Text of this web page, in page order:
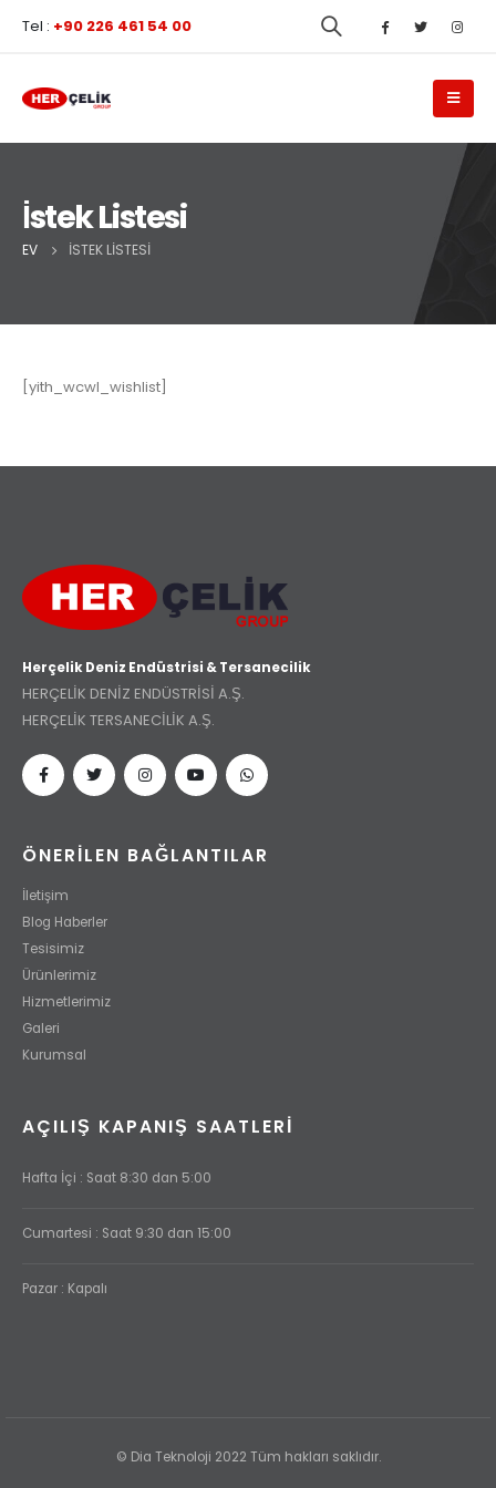
Tel : +90 226 461 54 00
İstek Listesi
EV İSTEK LISTESI
[yith_wcwl_wishlist]
Herçelik Deniz Endüstrisi & Tersanecilik
HERÇELİK DENİZ ENDÜSTRİSİ A.Ş.
HERÇELİK TERSANECİLİK A.Ş.
ÖNERİLEN BAĞLANTILAR
İletişim
Blog Haberler
Tesisimiz
Ürünlerimiz
Hizmetlerimiz
Galeri
Kurumsal
AÇILIŞ KAPANIŞ SAATLERI
Hafta İçi : Saat 8:30 dan 5:00
Cumartesi : Saat 9:30 dan 15:00
Pazar : Kapalı
© Dia Teknoloji 2022 Tüm hakları saklıdır.